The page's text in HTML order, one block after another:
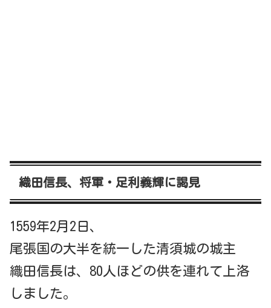
織田信長、将軍・足利義輝に謁見
1559年2月2日、
尾張国の大半を統一した清須城の城主
織田信長は、80人ほどの供を連れて上洛
しました。